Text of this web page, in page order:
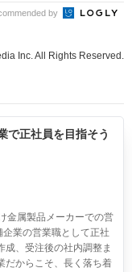
by
Inc. All Rights Reserved.
で正社員を目指そう
金属製品メーカーでの営
業の営業職として正社
成、受注後の社内調整ま
だからこそ、長く落ち着